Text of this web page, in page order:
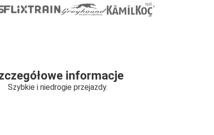
informacje
Szybkie i niedrogie przejazdy.